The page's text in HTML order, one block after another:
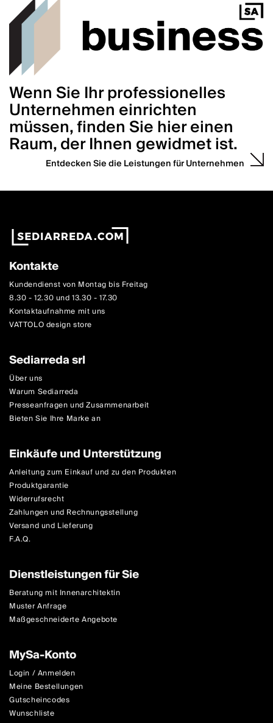
Wenn Sie Ihr professionelles
Unternehmen einrichten
müssen, finden Sie hier einen
Raum, der Ihnen gewidmet ist.
Entdecken Sie die Leistungen für Unternehmen
Kontakte
Kundendienst von Montag bis Freitag
8.30 - 12.30 und 13.30 - 17.30
Kontaktaufnahme mit uns
VATTOLO design store
Sediarreda srl
Über uns
Warum Sediarreda
Presseanfragen und Zusammenarbeit
Bieten Sie Ihre Marke an
Einkäufe und Unterstützung
Anleitung zum Einkauf und zu den Produkten
Produktgarantie
Widerrufsrecht
Zahlungen und Rechnungsstellung
Versand und Lieferung
F.A.Q.
Dienstleistungen für Sie
Beratung mit Innenarchitektin
Muster Anfrage
Maßgeschneiderte Angebote
MySa-Konto
Login / Anmelden
Meine Bestellungen
Gutscheincodes
Wunschliste